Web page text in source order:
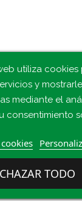
utiliza
y
mediante el
consentimiento
TODO